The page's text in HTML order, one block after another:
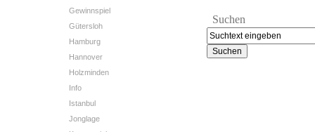
Gewinnspiel
Gütersloh
Hamburg
Hannover
Holzminden
Info
Istanbul
Jonglage
Suchen